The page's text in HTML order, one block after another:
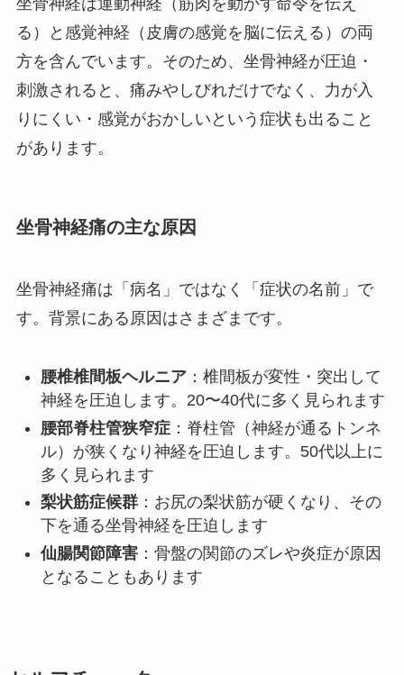
る）と感覚神経（皮膚の感覚を脳に伝える）の両
方を含んでいます。そのため、坐骨神経が圧迫・
刺激されると、痛みやしびれだけでなく、力が入
りにくい・感覚がおかしいという症状も出ること
があります。
坐骨神経痛の主な原因
坐骨神経痛は「病名」ではなく「症状の名前」で
す。背景にある原因はさまざまです。
腰椎椎間板ヘルニア：椎間板が変性・突出して
神経を圧迫します。20〜40代に多く見られます
腰部脊柱管狭窄症：脊柱管（神経が通るトンネ
ル）が狭くなり神経を圧迫します。50代以上に
多く見られます
梨状筋症候群：お尻の梨状筋が硬くなり、その
下を通る坐骨神経を圧迫します
仙腸関節障害：骨盤の関節のズレや炎症が原因
となることもあります